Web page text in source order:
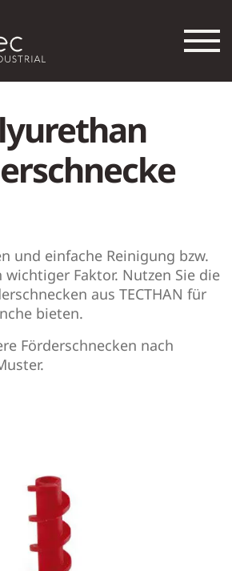
und einfache Reinigung bzw.
Faktor. Nutzen Sie die
aus TECTHAN für
bieten.
Förderschnecken nach